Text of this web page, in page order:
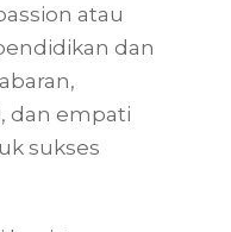
atau
dan
dan empati
sukses